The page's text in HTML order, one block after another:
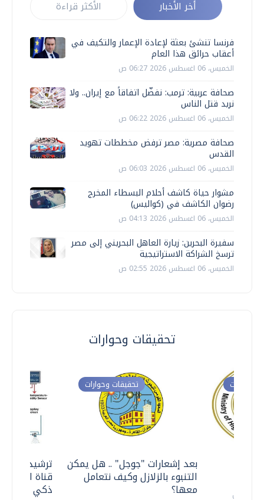
أخر الأخبار الأكثر قراءة
فرنسا تنشئ بعثة لإعادة الإعمار والتكيف في
أعقاب حرائق هذا العام
الخميس، 06 اغسطس 2026 06:27 ص
صحافة عربية: ترمب: نفضّل اتفاقاً مع إيران.. ولا
نريد قتل الناس
الخميس، 06 اغسطس 2026 06:22 ص
صحافة مصرية: مصر ترفض مخططات تهويد
القدس
الخميس، 06 اغسطس 2026 06:03 ص
مشوار حياة كاشف أحلام البسطاء المخرج
رضوان الكاشف في (كواليس)
الخميس، 06 اغسطس 2026 04:13 ص
سفيرة البحرين: زيارة العاهل البحريني إلى مصر
ترسخ الشراكة الاستراتيجية
الخميس، 06 اغسطس 2026 02:55 ص
تحقيقات وحوارات
ترشيدا
قناة
ذكي
تحقيقات وحوارات
بعد إشعارات "جوجل" .. هل يمكن
التنبوء بالزلازل وكيف نتعامل
معها؟
وحوارات